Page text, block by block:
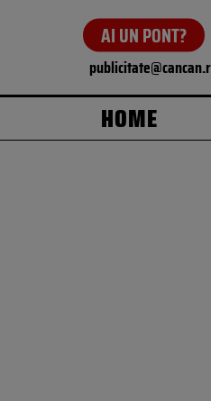
AI UN PONT?
HOME